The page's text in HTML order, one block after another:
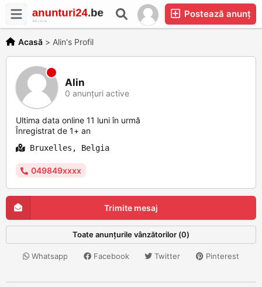
Postează anunț
Acasă > Alin's Profil
Alin
0 anunțuri active
Ultima data online 11 luni în urmă
Înregistrat de 1+ an
Bruxelles, Belgia
049849xxxx
Trimite mesaj
Toate anunțurile vânzătorilor (0)
Whatsapp Facebook Twitter Pinterest